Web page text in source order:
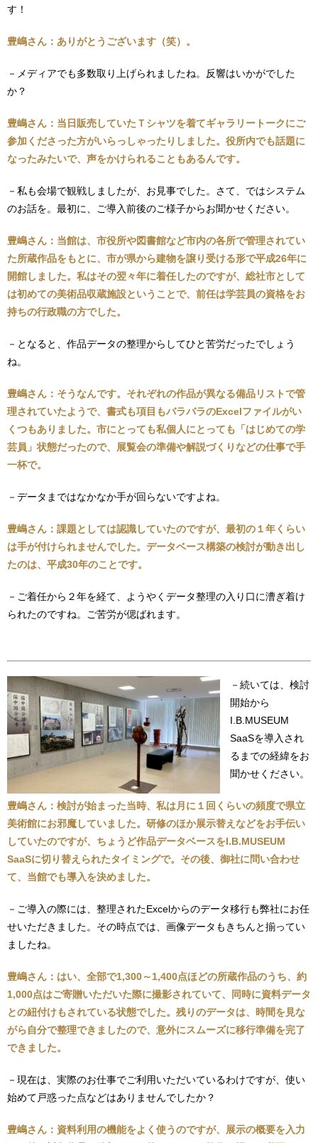
す！
豊嶋さん：ありがとうございます（笑）。
－メディアでも多数取り上げられましたね。反響はいかがでした
か？
豊嶋さん：当日販売していたＴシャツを着てギャラリートークにご
参加くださった方がいらっしゃったりしました。役所内でも話題に
なったみたいで、声をかけられることもあるんです。
－私も会場で観戦しましたが、お見事でした。さて、ではシステム
のお話を。最初に、ご導入前後のご様子からお聞かせください。
豊嶋さん：当館は、市役所や図書館など市内の各所で管理されてい
た所蔵作品をもとに、市が県から建物を譲り受ける形で平成26年に
開館しました。私はその翌々年に着任したのですが、総社市として
は初めての美術品収蔵施設ということで、前任は学芸員の資格をお
持ちの行政職の方でした。
－となると、作品データの整理からしてひと苦労だったでしょう
ね。
豊嶋さん：そうなんです。それぞれの作品が異なる備品リストで管
理されていたようで、書式も項目もバラバラのExcelファイルがい
くつもありました。市にとっても私個人にとっても「はじめての学
芸員」状態だったので、展覧会の準備や解説づくりなどの仕事で手
一杯で。
－データまではなかなか手が回らないですよね。
豊嶋さん：課題としては認識していたのですが、最初の１年くらい
は手が付けられませんでした。データベース構築の検討が動き出し
たのは、平成30年のことです。
－ご着任から２年を経て、ようやくデータ整理の入り口に漕ぎ着け
られたのですね。ご苦労が偲ばれます。
－続いては、検討
開始から
I.B.MUSEUM
SaaSを導入され
るまでの経緯をお
聞かせください。
豊嶋さん：検討が始まった当時、私は月に１回くらいの頻度で県立
美術館にお邪魔していました。研修のほか展示替えなどをお手伝い
していたのですが、ちょうど作品データベースをI.B.MUSEUM
SaaSに切り替えられたタイミングで。その後、御社に問い合わせ
て、当館でも導入を決めました。
－ご導入の際には、整理されたExcelからのデータ移行も弊社にお任
せいただきました。その時点では、画像データもきちんと揃ってい
ましたね。
豊嶋さん：はい、全部で1,300～1,400点ほどの所蔵作品のうち、約
1,000点はご寄贈いただいた際に撮影されていて、同時に資料データ
との紐付けもされている状態でした。残りのデータは、時間を見な
がら自分で整理できましたので、意外にスムーズに移行準備を完了
できました。
－現在は、実際のお仕事でご利用いただいているわけですが、使い
始めて戸惑った点などはありませんでしたか？
豊嶋さん：資料利用の機能をよく使うのですが、展示の概要を入力